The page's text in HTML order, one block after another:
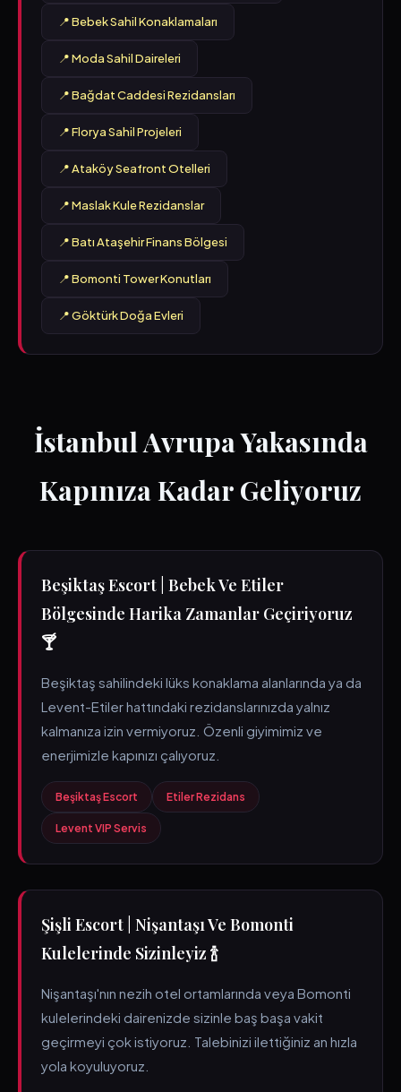
📍 Bebek Sahil Konaklamaları
📍 Moda Sahil Daireleri
📍 Bağdat Caddesi Rezidansları
📍 Florya Sahil Projeleri
📍 Ataköy Seafront Otelleri
📍 Maslak Kule Rezidanslar
📍 Batı Ataşehir Finans Bölgesi
📍 Bomonti Tower Konutları
📍 Göktürk Doğa Evleri
İstanbul Avrupa Yakasında
Kapınıza Kadar Geliyoruz
Beşiktaş Escort | Bebek Ve Etiler
Bölgesinde Harika Zamanlar Geçiriyoruz
🍸
Beşiktaş sahilindeki lüks konaklama alanlarında ya da
Levent-Etiler hattındaki rezidanslarınızda yalnız
kalmanıza izin vermiyoruz. Özenli giyimimiz ve
enerjimizle kapınızı çalıyoruz.
Beşiktaş Escort Etiler Rezidans
Levent VIP Servis
Şişli Escort | Nişantaşı Ve Bomonti
Kulelerinde Sizinleyiz 🍾
Nişantaşı'nın nezih otel ortamlarında veya Bomonti
kulelerindeki dairenizde sizinle baş başa vakit
geçirmeyi çok istiyoruz. Talebinizi ilettiğiniz an hızla
yola koyuluyoruz.